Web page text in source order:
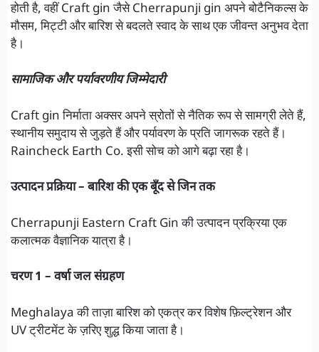
होती है, वहीं Craft gin जैसे Cherrapunji gin अपने बोटैनिकल्स के
मौसम, मिट्टी और बारिश से बदलते स्वाद के साथ एक जीवन्त अनुभव देता
है।
सामाजिक और पर्यावरणीय जिम्मेदारी
Craft gin निर्माता अक्सर अपने स्रोतों से नैतिक रूप से सामग्री लेते हैं,
स्थानीय समुदाय से जुड़ते हैं और पर्यावरण के प्रति जागरूक रहते हैं।
Raincheck Earth Co. इसी सोच को आगे बढ़ा रहा है।
उत्पादन प्रक्रिया – बारिश की एक बूँद से जिन तक
Cherrapunji Eastern Craft Gin की उत्पादन प्रक्रिया एक
कलात्मक वैज्ञानिक यात्रा है।
चरण 1 – वर्षा जल संग्रहण
Meghalaya की ताज़ा बारिश को एकत्र कर विशेष फ़िल्ट्रेशन और
UV ट्रीटमेंट के ज़रिए शुद्ध किया जाता है।